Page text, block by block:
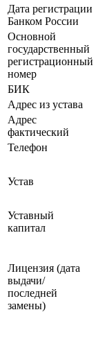
Дата регистрации
Банком России
Основной
государственный
регистрационный
номер
БИК
Адрес из устава
Адрес
фактический
Телефон
Устав
Уставный
капитал
Лицензия (дата
выдачи/
последней
замены)